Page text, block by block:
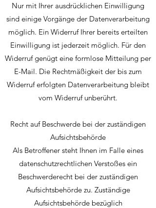
Nur mit Ihrer ausdrücklichen Einwilligung
sind einige Vorgänge der Datenverarbeitung
möglich. Ein Widerruf Ihrer bereits erteilten
Einwilligung ist jederzeit möglich. Für den
Widerruf genügt eine formlose Mitteilung per
E-Mail. Die Rechtmäßigkeit der bis zum
Widerruf erfolgten Datenverarbeitung bleibt
vom Widerruf unberührt.
Recht auf Beschwerde bei der zuständigen
Aufsichtsbehörde
Als Betroffener steht Ihnen im Falle eines
datenschutzrechtlichen Verstoßes ein
Beschwerderecht bei der zuständigen
Aufsichtsbehörde zu. Zuständige
Aufsichtsbehörde bezüglich